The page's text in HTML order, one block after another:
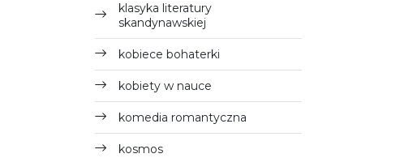
klasyka literatury
skandynawskiej
kobiece bohaterki
kobiety w nauce
komedia romantyczna
kosmos